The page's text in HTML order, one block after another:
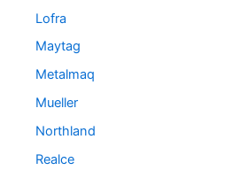
Lofra
Maytag
Metalmaq
Mueller
Northland
Realce